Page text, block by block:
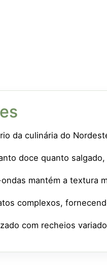
da culinária do
doce quanto
mantém a textura
complexos,
com recheios